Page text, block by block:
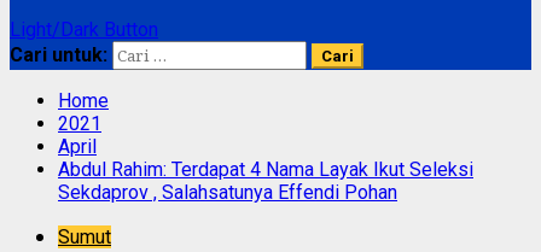
Light/Dark Button
Cari untuk:
Home
2021
April
Abdul Rahim: Terdapat 4 Nama Layak Ikut Seleksi
Sekdaprov , Salahsatunya Effendi Pohan
Sumut